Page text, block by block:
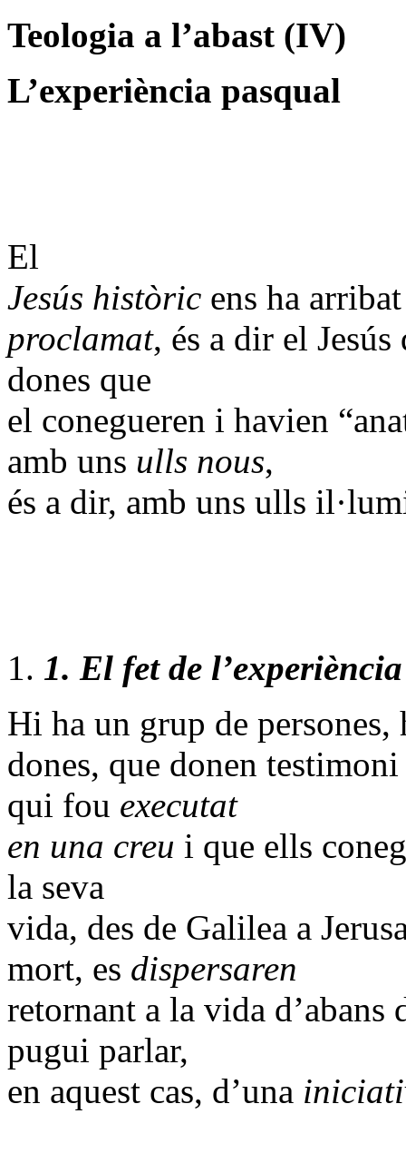
Teologia a l’abast (IV)
L’experiència pasqual
El
Jesús històric ens ha
proclamat, és a dir el
dones que
el conegueren i havien
amb uns ulls nous,
és a dir, amb uns ulls
1. El fet de
Hi ha un grup de persones,
dones, que donen
qui fou executat
en una creu i que ells
la seva
vida, des de Galilea a
mort, es dispersaren
retornant a la vida d’abans
pugui parlar,
en aquest cas, d’una